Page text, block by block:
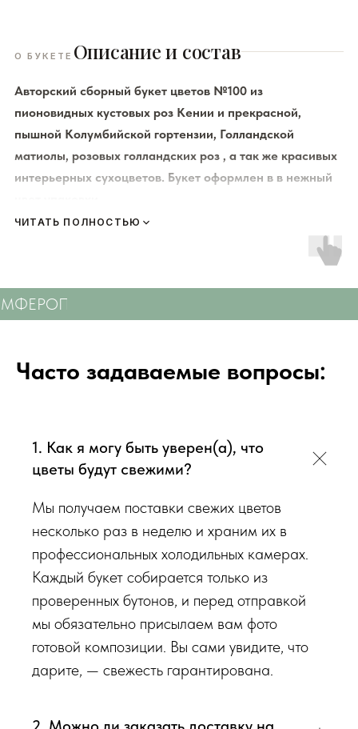
О БУКЕТЕ Описание и состав
Авторский сборный букет цветов №100 из
пионовидных кустовых роз Кении и прекрасной,
пышной Колумбийской гортензии, Голландской
матиолы, розовых голландских роз , а так же красивых
интерьерных сухоцветов. Букет оформлен в в нежный
просим четко следовать инструкции, чтобы цветы
радовали Вас
исходя из ассортимента свежих цветов, которые есть в
виду букета (Приблизительному размеру букета, цветовой
гаммы, формату), после заказа с Вами сразу свяжется наш
администратор для уточнения деталей заказа.
обязательно пришлем Вам на согласование фото и
видео непосредственно того букета, который наш
флорист собрал для Вас.
Доставка цветов в Симферополе. Качественно. Быстро.
ЧИТАТЬ ПОЛНОСТЬЮ
Часто задаваемые вопросы:
1. Как я могу быть уверен(а), что
цветы будут свежими?
Мы получаем поставки свежих цветов
несколько раз в неделю и храним их в
профессиональных холодильных камерах.
Каждый букет собирается только из
проверенных бутонов, и перед отправкой
мы обязательно присылаем вам фото
готовой композиции. Вы сами увидите, что
дарите, — свежесть гарантирована.